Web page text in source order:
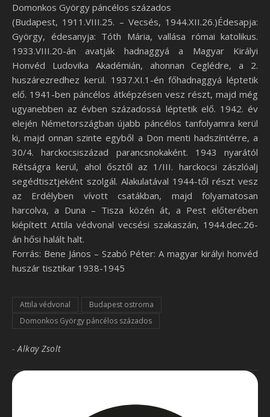
Domonkos György páncélos százados
(Budapest, 1911.VIII.25. – Vecsés, 1944.XII.26.)Édesapja:
György, édesanyja: Tóth Mária, vallása római katolikus.
1933.VIII.20-án avatják hadnaggyá a Magyar Királyi
Honvéd Ludovika Akadémián, ahonnan Ceglédre, a 2.
huszárezredhez kerül. 1937.XI.1-én főhadnaggyá léptetik
elő. 1941-ben páncélos átképzésen vesz részt, majd még
ugyanebben az évben századossá léptetik elő. 1942. év
elején Németországban újabb páncélos tanfolyamra kerül
ki, majd onnan szinte egyből a Don menti hadszíntérre, a
30/4. harckocsiszázad parancsnokaként. 1943 nyarától
Rétságra kerül, ahol ősztől az 1/III. harckocsi zászlóalj
segédtisztjeként szolgál. Alakulatával 1944-től részt vesz
az Erdélyben vívott csatákban, majd folyamatosan
harcolva, a Duna – Tisza közén át, a Pest előterében
kiépített Attila védvonal vecsési szakaszán, 1944.dec.26-
án hősi halált halt.
Forrás: Bene János – Szabó Péter: A magyar királyi honvéd
huszár tisztikar 1938-1945
Attila védvonal
Budapest ostroma
Domonkos György páncélos százados
- Alkay Zsolt